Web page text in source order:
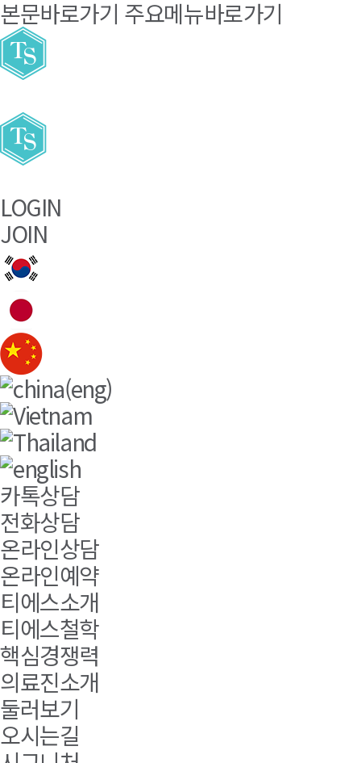
본문바로가기 주요메뉴바로가기
LOGIN
JOIN
카톡상담
전화상담
온라인상담
온라인예약
티에스소개
티에스철학
핵심경쟁력
의료진소개
둘러보기
오시는길